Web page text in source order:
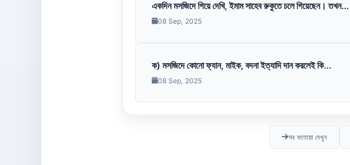
একদিন মসজিদে গিয়ে দেখি, ইমাম সাহেব রুকুতে চলে গিয়েছেন। তখন...
08 Sep, 2025
ক) মসজিদে কোনো ফ্যান, মাইক, বদনা ইত্যাদি দান করলেই কি...
08 Sep, 2025
সব ফতোয়া দেখুন